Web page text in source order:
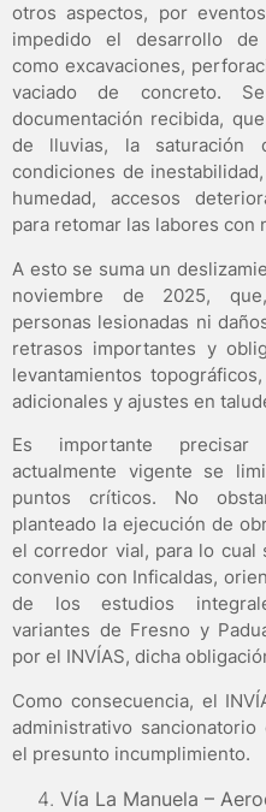
otros aspectos, por
impedido el desarrollo de
como excavaciones,
vaciado de concreto.
documentación recibida,
de lluvias, la saturación
condiciones de
humedad, accesos
para retomar las labores con
A esto se suma un
noviembre de 2025,
personas lesionadas ni
retrasos importantes y
levantamientos
adicionales y ajustes en
Es importante
actualmente vigente se
puntos críticos. No
planteado la ejecución de
el corredor vial, para lo cual
convenio con Inficaldas,
de los estudios
variantes de Fresno y
por el INVÍAS, dicha
Como consecuencia, el
administrativo
el presunto incumplimiento.
Vía La Manuela –